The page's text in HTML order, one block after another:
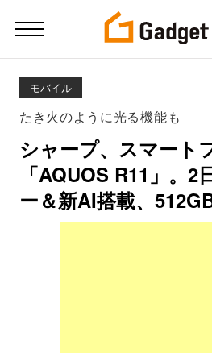
モバイル
たき火のように光る機能も
シャープ、スマート
「AQUOS R11」。2
ー＆新AI搭載、